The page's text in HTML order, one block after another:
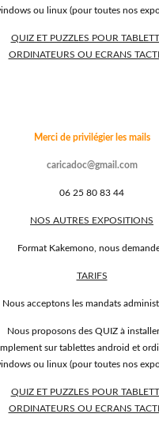
ou linux (pour toutes nos
QUIZ ET PUZZLES POUR
ORDINATEURS OU ECRANS
Merci de privilégier les mails
caricadoc@gmail.com
06 25 80 83 44
NOS AUTRES EXPOSITIONS
Format Kakemono, nous
TARIFS
Nous acceptons les mandats
Nous proposons des QUIZ à
sur tablettes android et
ou linux (pour toutes nos
QUIZ ET PUZZLES POUR
ORDINATEURS OU ECRANS